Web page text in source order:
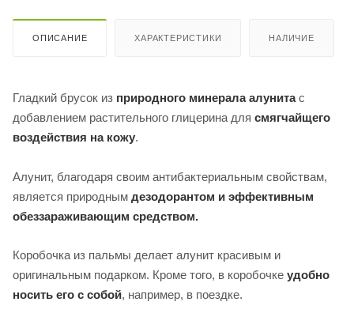
ОПИСАНИЕ ХАРАКТЕРИСТИКИ НАЛИЧИЕ
Гладкий брусок из природного минерала алунитас
добавлением растительного глицерина для смягчайщего
воздействия на кожу.
Алунит, благодаря своим антибактериальным свойствам,
является природным дезодорантом и эффективным
обеззараживающим средством.
Коробочка из пальмы делает алунит красивым и
оригинальным подарком. Кроме того, в коробочке удобно
носить его с собой, например, в поездке.